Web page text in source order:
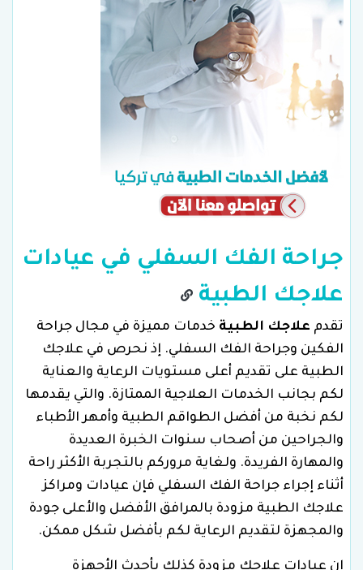
جراحة الفك السفلي في عيادات
علاجك الطبية
تقدم علاجك الطبية خدمات مميزة في مجال جراحة
الفكين وجراحة الفك السفلي. إذ نحرص في علاجك
الطبية على تقديم أعلى مستويات الرعاية والعناية
لكم بجانب الخدمات العلاجية الممتازة. والتي يقدمها
لكم نخبة من أفضل الطواقم الطبية وأمهر الأطباء
والجراحين من أصحاب سنوات الخبرة العديدة
والمهارة الفريدة. ولغاية مروركم بالتجربة الأكثر راحة
أثناء إجراء جراحة الفك السفلي فإن عيادات ومراكز
علاجك الطبية مزودة بالمرافق الأفضل والأعلى جودة
والمجهزة لتقديم الرعاية لكم بأفضل شكل ممكن.
إن عيادات علاجك مزودة كذلك بأحدث الأجهزة